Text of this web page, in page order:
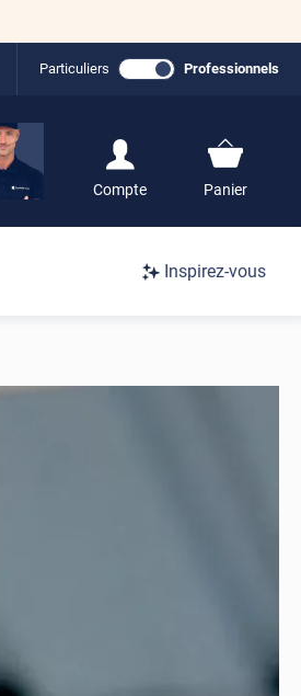
Particuliers Professionnels
Compte
S'inscrire / Se
Panier
Inspirez-vous